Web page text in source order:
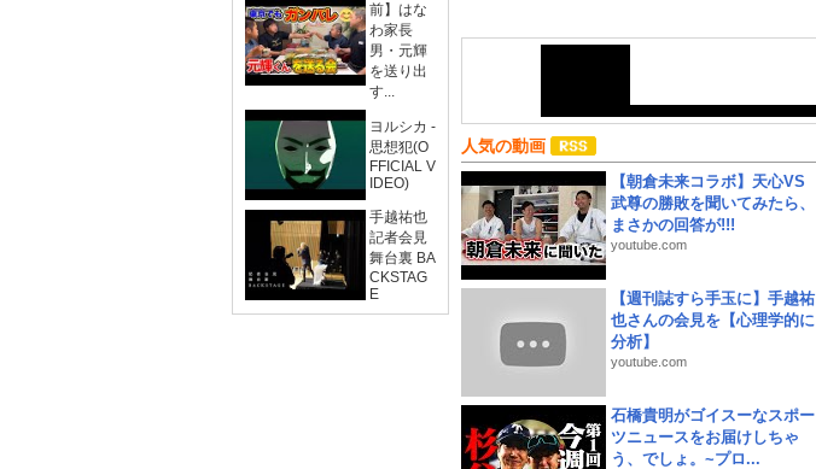
前】はな
わ家長
男・元輝
を送り出
す...
ヨルシカ -
思想犯(O
FFICIAL V
IDEO)
手越祐也
記者会見
舞台裏 BA
CKSTAG
E
人気の動画
【朝倉未来コラボ】天心VS
武尊の勝敗を聞いてみたら、
まさかの回答が!!!
youtube.com
【週刊誌すら手玉に】手越祐
也さんの会見を【心理学的に
分析】
youtube.com
石橋貴明がゴイスーなスポー
ツニュースをお届けしちゃ
う、でしょ。~プロ...